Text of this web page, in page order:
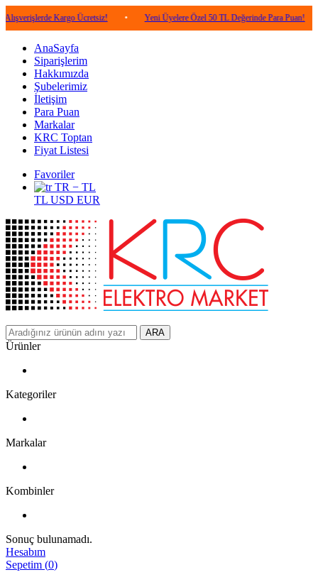
Kargo Ücretsiz! • Yeni Üyelere Özel 50 TL Değerinde Para Puan! •
AnaSayfa
Siparişlerim
Hakkımızda
Şubelerimiz
İletişim
Para Puan
Markalar
KRC Toptan
Fiyat Listesi
Favoriler
TR − TL
TL USD EUR
ARA
Ürünler
Kategoriler
Markalar
Kombinler
Sonuç bulunamadı.
Hesabım
Sepetim (0)